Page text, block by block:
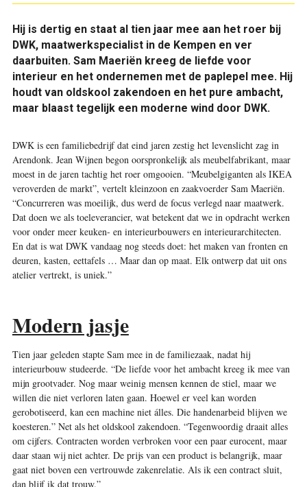
Hij is dertig en staat al tien jaar mee aan het roer bij
DWK, maatwerkspecialist in de Kempen en ver
daarbuiten. Sam Maeriën kreeg de liefde voor
interieur en het ondernemen met de paplepel mee. Hij
houdt van oldskool zakendoen en het pure ambacht,
maar blaast tegelijk een moderne wind door DWK.
DWK is een familiebedrijf dat eind jaren zestig het levenslicht zag in
Arendonk. Jean Wijnen begon oorspronkelijk als meubelfabrikant, maar
moest in de jaren tachtig het roer omgooien. “Meubelgiganten als IKEA
veroverden de markt”, vertelt kleinzoon en zaakvoerder Sam Maeriën.
“Concurreren was moeilijk, dus werd de focus verlegd naar maatwerk.
Dat doen we als toeleverancier, wat betekent dat we in opdracht werken
voor onder meer keuken- en interieurbouwers en interieurarchitecten.
En dat is wat DWK vandaag nog steeds doet: het maken van fronten en
deuren, kasten, eettafels … Maar dan op maat. Elk ontwerp dat uit ons
atelier vertrekt, is uniek.”
Modern jasje
Tien jaar geleden stapte Sam mee in de familiezaak, nadat hij
interieurbouw studeerde. “De liefde voor het ambacht kreeg ik mee van
mijn grootvader. Nog maar weinig mensen kennen de stiel, maar we
willen die niet verloren laten gaan. Hoewel er veel kan worden
gerobotiseerd, kan een machine niet álles. Die handenarbeid blijven we
koesteren.” Net als het oldskool zakendoen. “Tegenwoordig draait alles
om cijfers. Contracten worden verbroken voor een paar eurocent, maar
daar staan wij niet achter. De prijs van een product is belangrijk, maar
gaat niet boven een vertrouwde zakenrelatie. Als ik een contract sluit,
dan blijf ik dat trouw.”